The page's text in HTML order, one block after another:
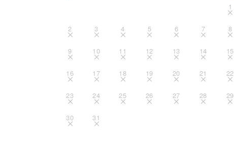
1
2 3 4 5 6 7 8
9 10 11 12 13 14 15
16 17 18 19 20 21 22
23 24 25 26 27 28 29
30 31